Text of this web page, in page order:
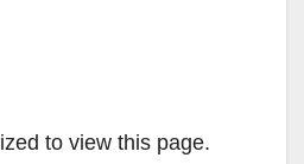
to view this page.